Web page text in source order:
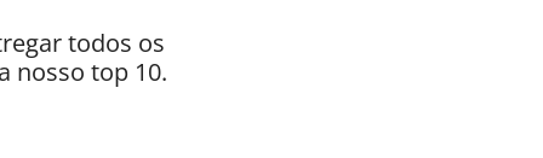
todos os
nosso top 10.